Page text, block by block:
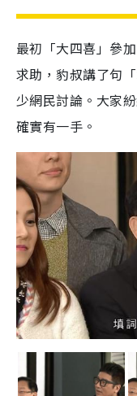
最初「大四喜」參
求助，豹叔講了句
少網民討論。大家
確實有一手。